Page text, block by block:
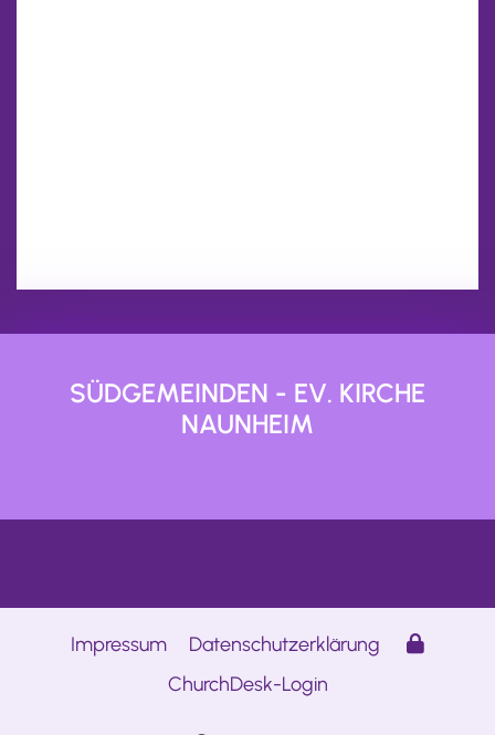
SÜDGEMEINDEN - EV. KIRCHE
NAUNHEIM
Impressum
Datenschutzerklärung
ChurchDesk-Login